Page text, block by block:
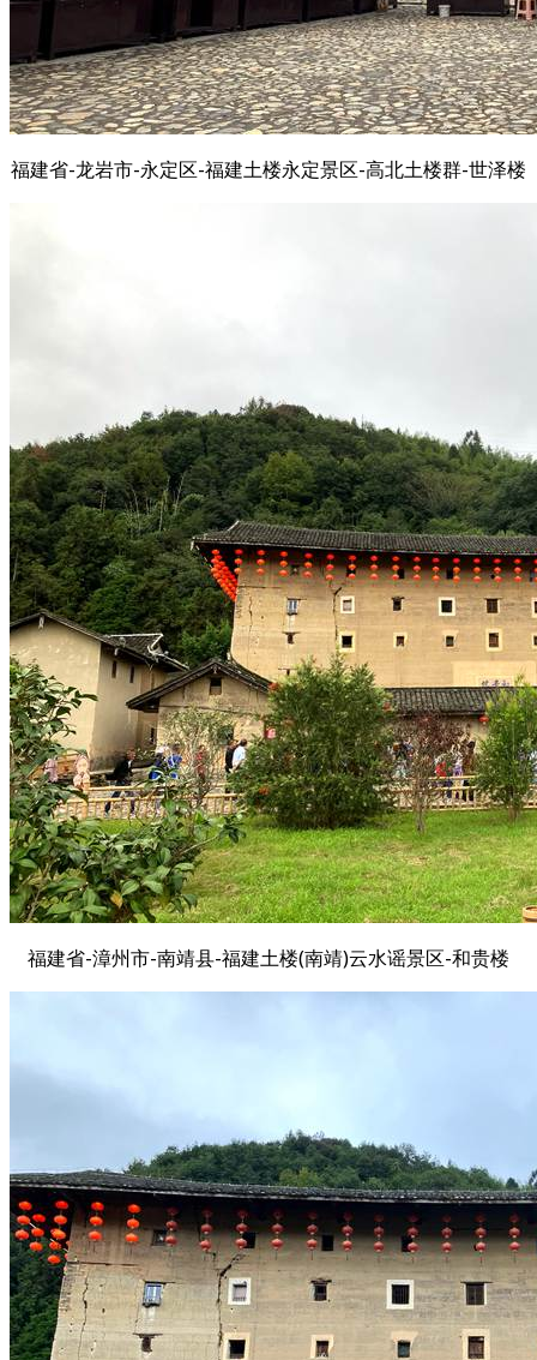
福建省-龙岩市-永定区-福建土楼永定景区-高北土楼群-世泽楼
福建省-漳州市-南靖县-福建土楼(南靖)云水谣景区-和贵楼